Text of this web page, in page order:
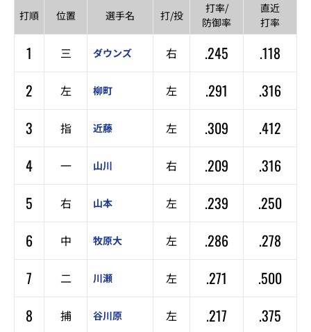
打順 位置 選手名 打/投
打率/
防御率
直近
打率
1 三 ダウンズ 右 .245
.118
2
左 柳町 左 .291
.316
3
指 近藤 左 .309
.412
4
一 山川 右 .209
.316
5
右 山本 左 .239
.250
6
中 牧原大 左 .286
.278
7
二 川瀬 左 .271
.500
8
捕 谷川原 左 .217 .375